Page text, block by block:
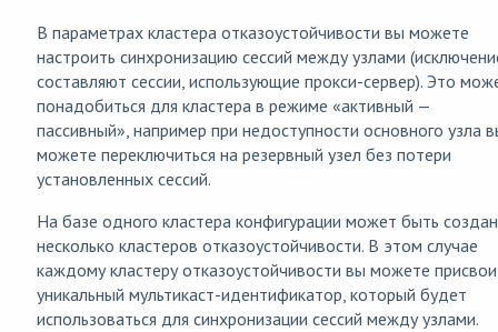
В параметрах кластера отказоустойчивости вы можете
настроить синхронизацию сессий между узлами
составляют сессии, использующие прокси-сервер). Это
понадобиться для кластера в режиме «активный —
пассивный», например при недоступности основного узла
можете переключиться на резервный узел без потери
установленных сессий.
На базе одного кластера конфигурации может быть
несколько кластеров отказоустойчивости. В этом случае
каждому кластеру отказоустойчивости вы можете
уникальный мультикаст-идентификатор, который будет
использоваться для синхронизации сессий между узлами.